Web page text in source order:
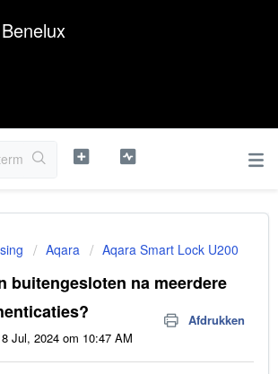
Aqara Aqara Smart Lock U200
buitengesloten na meerdere
Afdrukken
Jul, 2024 om 10:47 AM